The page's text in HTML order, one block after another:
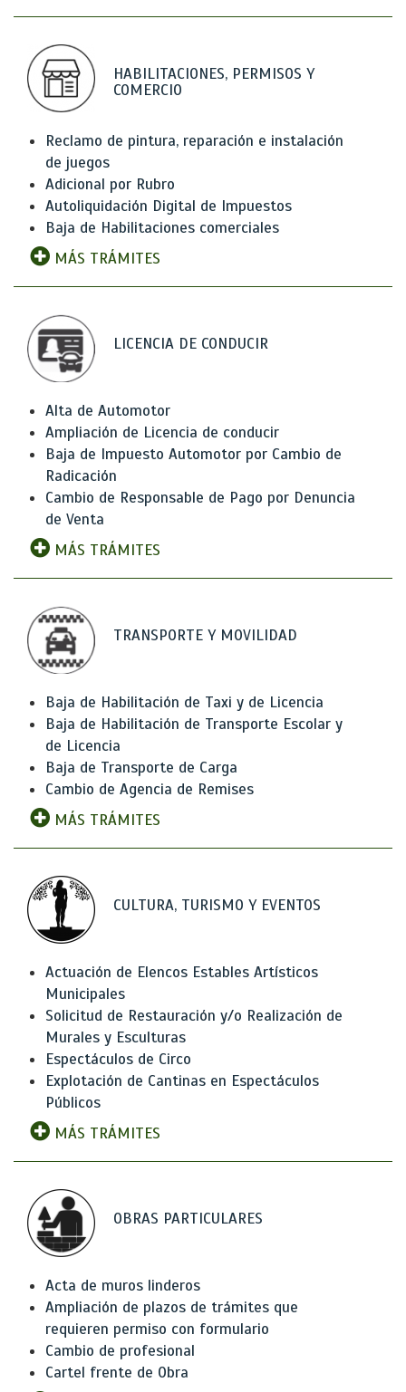
HABILITACIONES, PERMISOS Y
COMERCIO
Reclamo de pintura, reparación e instalación
de juegos
Adicional por Rubro
Autoliquidación Digital de Impuestos
Baja de Habilitaciones comerciales
MÁS TRÁMITES
LICENCIA DE CONDUCIR
Alta de Automotor
Ampliación de Licencia de conducir
Baja de Impuesto Automotor por Cambio de
Radicación
Cambio de Responsable de Pago por Denuncia
de Venta
MÁS TRÁMITES
TRANSPORTE Y MOVILIDAD
Baja de Habilitación de Taxi y de Licencia
Baja de Habilitación de Transporte Escolar y
de Licencia
Baja de Transporte de Carga
Cambio de Agencia de Remises
MÁS TRÁMITES
CULTURA, TURISMO Y EVENTOS
Actuación de Elencos Estables Artísticos
Municipales
Solicitud de Restauración y/o Realización de
Murales y Esculturas
Espectáculos de Circo
Explotación de Cantinas en Espectáculos
Públicos
MÁS TRÁMITES
OBRAS PARTICULARES
Acta de muros linderos
Ampliación de plazos de trámites que
requieren permiso con formulario
Cambio de profesional
Cartel frente de Obra